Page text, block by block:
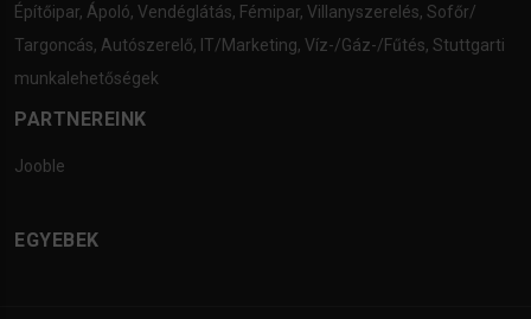
Építőipar, Ápoló, Vendéglátás, Fémipar, Villanyszerelés, Sofőr/
Targoncás, Autószerelő, IT/Marketing, Víz-/Gáz-/Fűtés, Stuttgarti
munkalehetőségek
PARTNEREINK
Jooble
EGYEBEK